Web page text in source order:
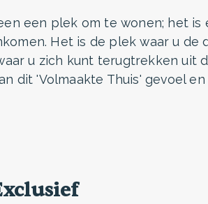
een plek om te wonen; het
Het is de plek waar u de
u zich kunt terugtrekken uit
dit 'Volmaakte Thuis' gevoel